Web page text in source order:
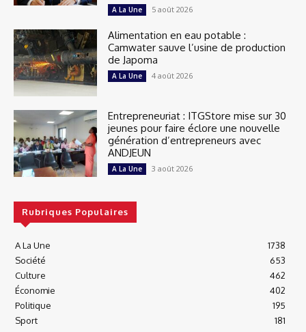
A La Une 5 août 2026
Alimentation en eau potable :
Camwater sauve l’usine de production
de Japoma
A La Une 4 août 2026
Entrepreneuriat : ITGStore mise sur 30
jeunes pour faire éclore une nouvelle
génération d’entrepreneurs avec
ANDJEUN
A La Une 3 août 2026
Rubriques Populaires
A La Une
1738
Société
653
Culture
462
Économie
402
Politique
195
Sport
181